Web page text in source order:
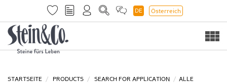
DE Österreich
STARTSEITE PRODUCTS SEARCH FOR APPLICATION
ALLE